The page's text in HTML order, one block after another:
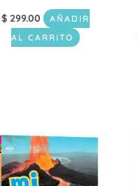
$ 299.00
AÑADIR
AL CARRITO